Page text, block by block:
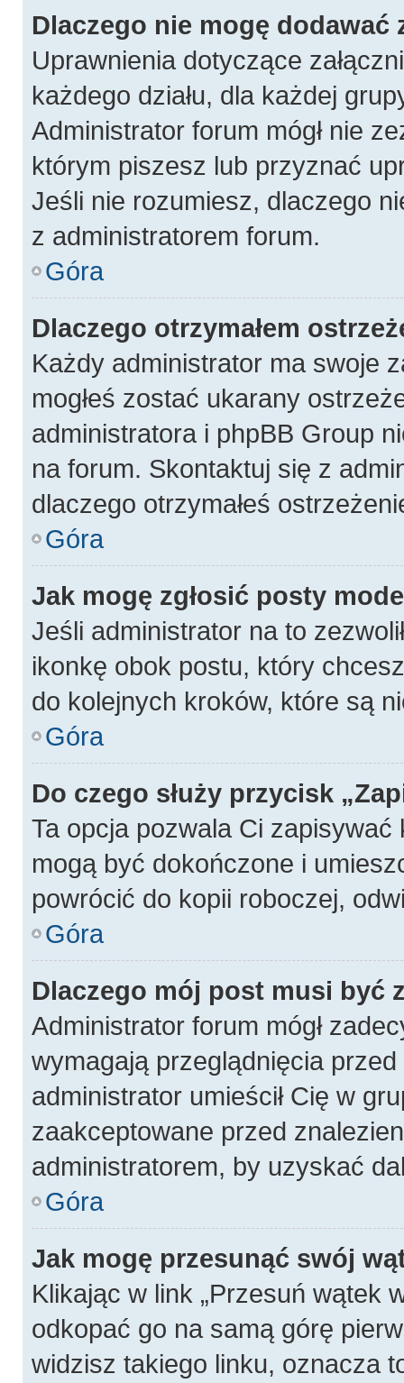
Dlaczego nie mogę dodawać
Uprawnienia dotyczące
każdego działu, dla każdej
Administrator forum mógł nie
którym piszesz lub przyznać
Jeśli nie rozumiesz, dlaczego
z administratorem forum.
Góra
Dlaczego otrzymałem
Każdy administrator ma swoje
mogłeś zostać ukarany
administratora i phpBB Group
na forum. Skontaktuj się z
dlaczego otrzymałeś
Góra
Jak mogę zgłosić posty
Jeśli administrator na to
ikonkę obok postu, który
do kolejnych kroków, które są
Góra
Do czego służy przycisk
Ta opcja pozwala Ci
mogą być dokończone i
powrócić do kopii roboczej,
Góra
Dlaczego mój post musi być
Administrator forum mógł
wymagają przeglądnięcia
administrator umieścił Cię w
zaakceptowane przed
administratorem, by uzyskać
Góra
Jak mogę przesunąć swój
Klikając w link „Przesuń wątek
odkopać go na samą górę
widzisz takiego linku, oznacza